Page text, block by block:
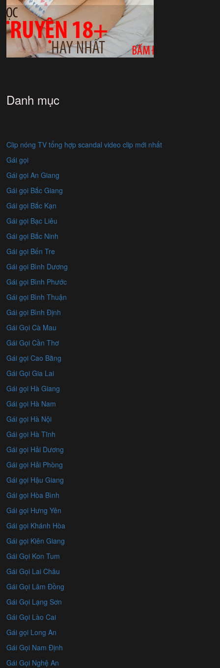
Danh mục
Clip nóng TV tổng hợp scandal video clip mới nhất
Gái gọi
Gái gọi An Giang
Gái gọi Bắc Giang
Gái gọi Bắc Kạn
Gái gọi Bạc Liêu
Gái gọi Bắc Ninh
Gái gọi Bến Tre
Gái gọi Bình Dương
Gái gọi Bình Phước
Gái gọi Bình Thuận
Gái gọi Bình Định
Gái Gọi Cà Mau
Gái Gọi Cần Thơ
Gái gọi Cao Bằng
Gái Gọi Gia Lai
Gái gọi Hà Giang
Gái gọi Hà Nam
Gái gọi Hà Nội
Gái gọi Hà Tĩnh
Gái gọi Hải Dương
Gái gọi Hải Phòng
Gái gọi Hậu Giang
Gái gọi Hòa Bình
Gái gọi Hưng Yên
Gái gọi Khánh Hòa
Gái gọi Kiên Giang
Gái Gọi Kon Tum
Gái Gọi Lai Châu
Gái Gọi Lâm Đồng
Gái Gọi Lạng Sơn
Gái Gọi Lào Cai
Gái gọi Long An
Gái Gọi Nam Định
Gái Gọi Nghệ An